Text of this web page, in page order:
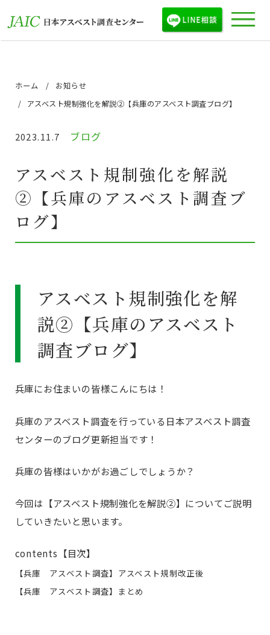
ホーム
お知らせ
アスベスト規制強化を解説②【兵庫のアスベスト調査ブログ】
2023.11.7 ブログ
アスベスト規制強化を解説
②【兵庫のアスベスト調査ブ
ログ】
アスベスト規制強化を解
説②【兵庫のアスベスト
調査ブログ】
兵庫にお住まいの皆様こんにちは！
兵庫のアスベスト調査を行っている日本アスベスト調査
センターのブログ更新担当です！
兵庫の皆様はいかがお過ごしでしょうか？
今回は【アスベスト規制強化を解説②】についてご説明
していきたいと思います。
contents【目次】
【兵庫 アスベスト調査】アスベスト規制改正後
【兵庫 アスベスト調査】まとめ